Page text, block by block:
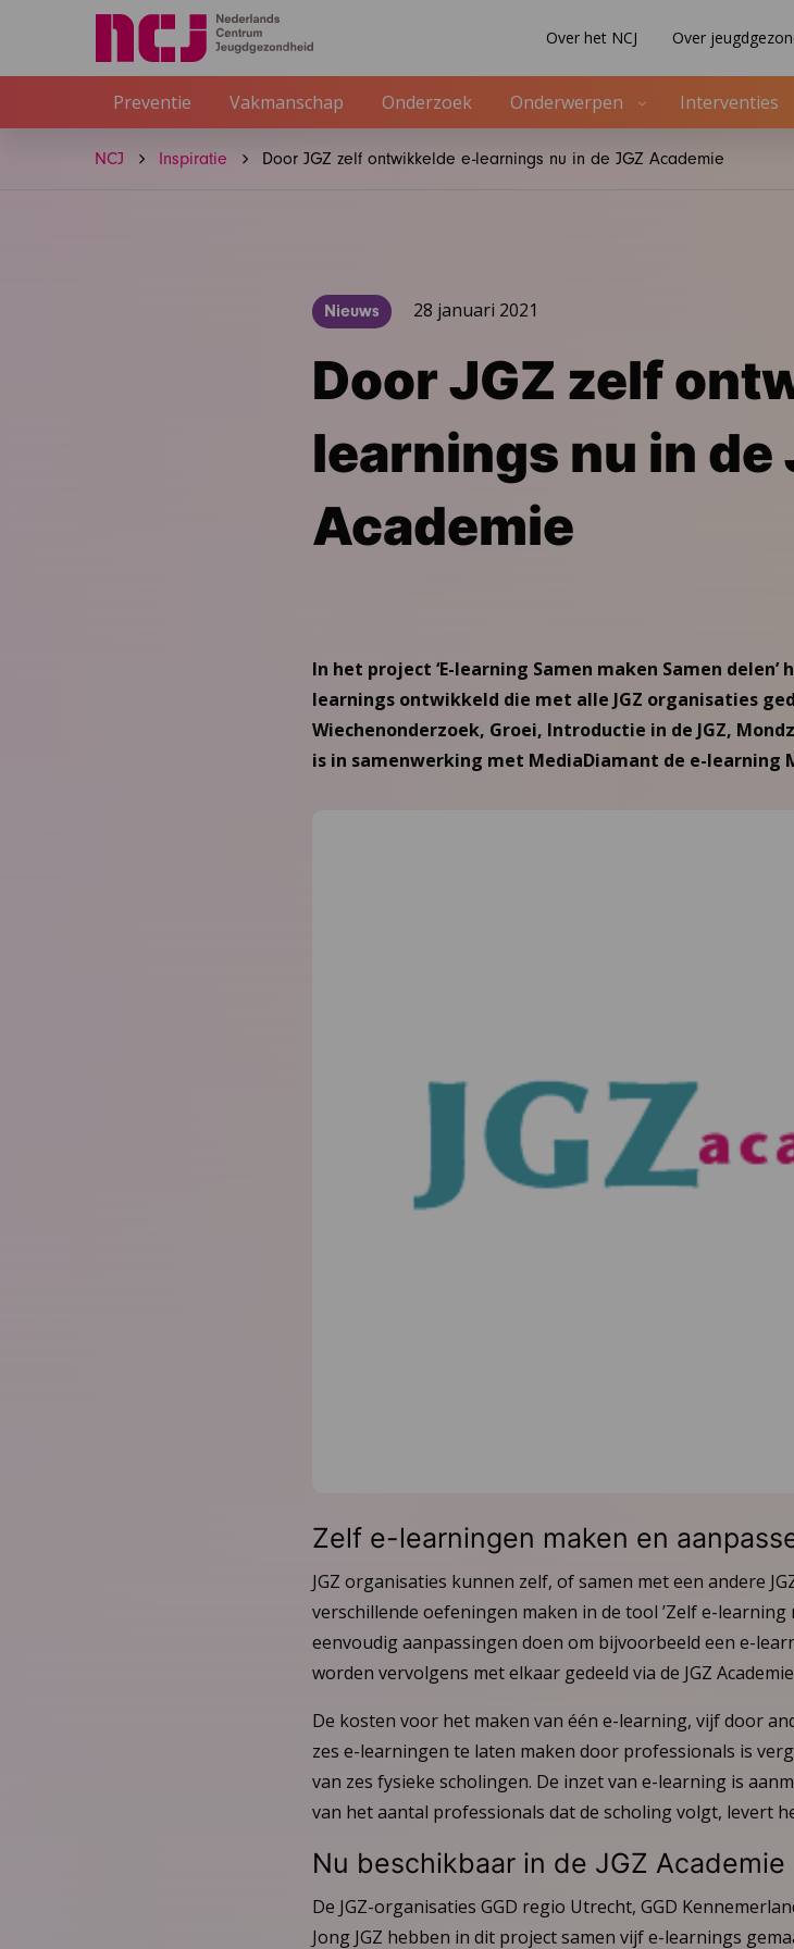
Over het NCJ Over
Preventie Vakmanschap Onderzoek Onderwerpen Interventies
NCJ Inspiratie Door JGZ zelf ontwikkelde e-learnings nu in de JGZ Academie
Nieuws 28 januari 2021
Door JGZ zelf
learnings nu in de
Academie
In het project ‘E-learning Samen maken Samen delen’
learnings ontwikkeld die met alle JGZ organisaties
Wiechenonderzoek, Groei, Introductie in de JGZ,
is in samenwerking met MediaDiamant de e-learning
Zelf e-learningen maken en
JGZ organisaties kunnen zelf, of samen met een andere
verschillende oefeningen maken in de tool ’Zelf e-learning
eenvoudig aanpassingen doen om bijvoorbeeld een e-
worden vervolgens met elkaar gedeeld via de JGZ
De kosten voor het maken van één e-learning, vijf door
zes e-learningen te laten maken door professionals is
van zes fysieke scholingen. De inzet van e-learning is
van het aantal professionals dat de scholing volgt, levert
Nu beschikbaar in de JGZ Academie
De JGZ-organisaties GGD regio Utrecht, GGD
Jong JGZ hebben in dit project samen vijf e-learnings